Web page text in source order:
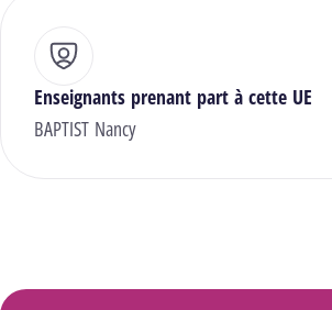
Enseignants prenant part à cette UE
BAPTIST Nancy